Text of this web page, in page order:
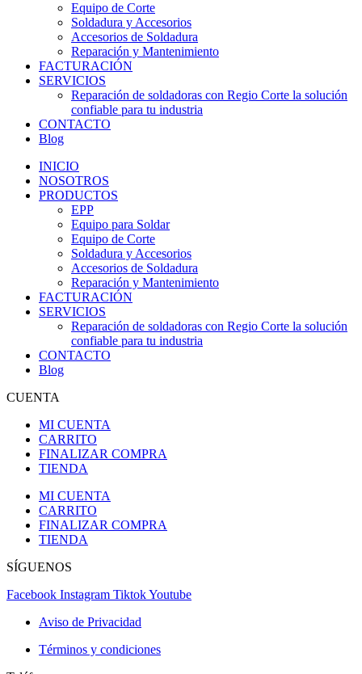
Equipo de Corte
Soldadura y Accesorios
Accesorios de Soldadura
Reparación y Mantenimiento
FACTURACIÓN
SERVICIOS
Reparación de soldadoras con Regio Corte la solución
confiable para tu industria
CONTACTO
Blog
INICIO
NOSOTROS
PRODUCTOS
EPP
Equipo para Soldar
Equipo de Corte
Soldadura y Accesorios
Accesorios de Soldadura
Reparación y Mantenimiento
FACTURACIÓN
SERVICIOS
Reparación de soldadoras con Regio Corte la solución
confiable para tu industria
CONTACTO
Blog
CUENTA
MI CUENTA
CARRITO
FINALIZAR COMPRA
TIENDA
MI CUENTA
CARRITO
FINALIZAR COMPRA
TIENDA
SÍGUENOS
Facebook Instagram TiktokYoutube
Aviso de Privacidad
Términos y condiciones